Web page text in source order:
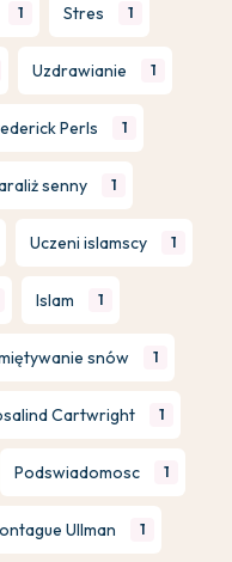
1 Stres 1
Uzdrawianie 1
Perls 1
senny 1
Uczeni islamscy 1
Islam 1
snów 1
Cartwright 1
Podswiadomosc 1
Ullman 1